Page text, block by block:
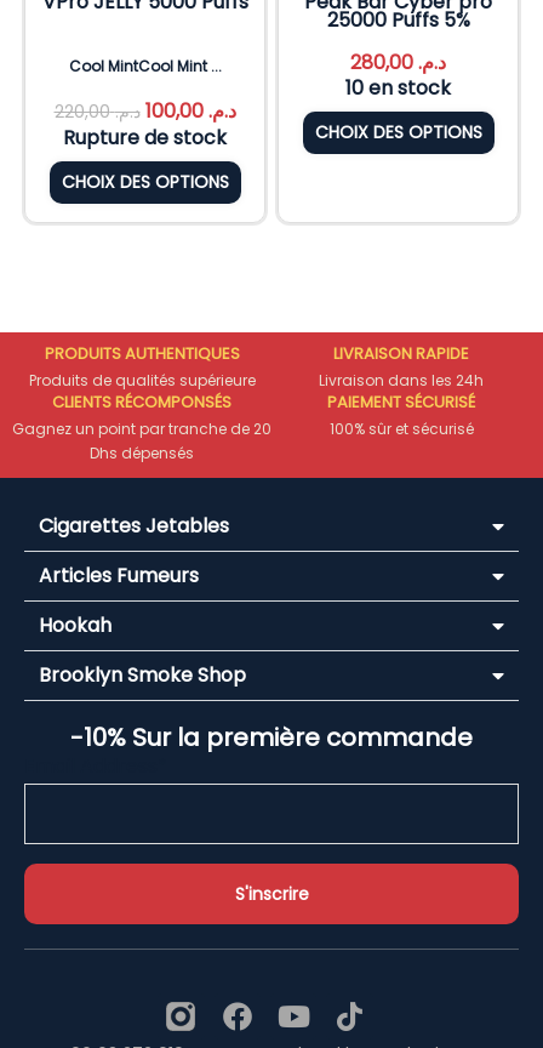
Cool MintCool Mint ...
د.م.220,00 د.م.100,00
Rupture de stock
CHOIX DES OPTIONS
25000 Puffs 5%
د.م.
10 en stock
CHOIX DES OPTIONS
PRODUITS AUTHENTIQUES
Produits de qualités supérieure
LIVRAISON RAPIDE
Livraison dans les 24h
CLIENTS RÉCOMPONSÉS
Gagnez un point par tranche de 20
Dhs dépensés
PAIEMENT SÉCURISÉ
100% sûr et sécurisé
Cigarettes Jetables
Articles Fumeurs
Hookah
Brooklyn Smoke Shop
-10% Sur la première commande